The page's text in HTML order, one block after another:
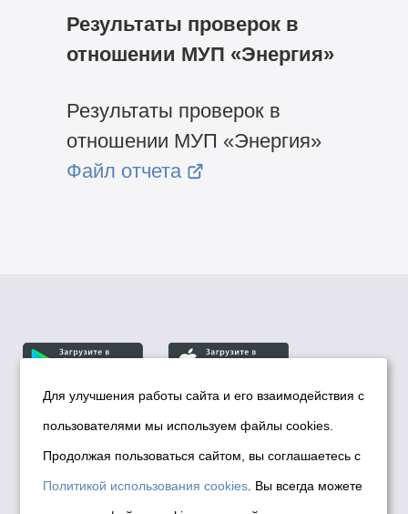
Результаты проверок в
отношении МУП «Энергия»
Результаты проверок в
отношении МУП «Энергия»
Файл отчета
© Департамент информационной политики мэрии
города Новосибирска, 2026
Политика использования Cookies
Политика по обработке персональных
Для улучшения работы сайта и его взаимодействия с
пользователями мы используем файлы cookies.
Продолжая пользоваться сайтом, вы соглашаетесь с
Политикой использования cookies . Вы всегда можете